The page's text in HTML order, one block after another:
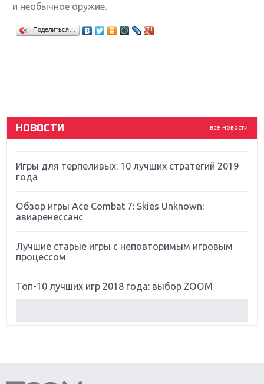
и необычное оружие.
Поделиться…
все новости
НОВОСТИ
Крупнейшие релизы мая: Nintendo, Microsoft и
Sony
Far Cry 5: хвалить нельзя ругать
Игры для терпеливых: 10 лучших стратегий 2019
года
Обзор игры Ace Combat 7: Skies Unknown:
авиаренессанс
Лучшие старые игры с неповторимым игровым
процессом
Топ-10 лучших игр 2018 года: выбор ZOOM